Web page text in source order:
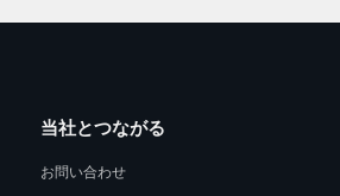
当社とつながる
お問い合わせ